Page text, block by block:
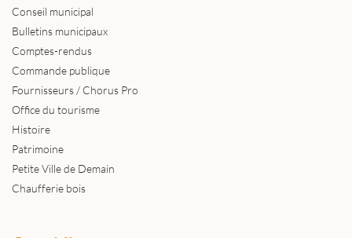
Conseil municipal
Bulletins municipaux
Comptes-rendus
Commande publique
Fournisseurs / Chorus Pro
Office du tourisme
Histoire
Patrimoine
Petite Ville de Demain
Chaufferie bois